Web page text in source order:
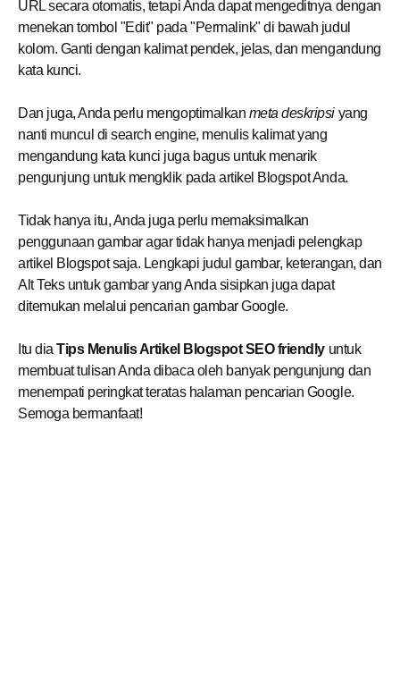
URL secara otomatis, tetapi Anda dapat mengeditnya dengan
menekan tombol "Edit" pada "Permalink" di bawah judul
kolom. Ganti dengan kalimat pendek, jelas, dan mengandung
kata kunci.
Dan juga, Anda perlu mengoptimalkan meta deskripsi yang
nanti muncul di search engine, menulis kalimat yang
mengandung kata kunci juga bagus untuk menarik
pengunjung untuk mengklik pada artikel Blogspot Anda.
Tidak hanya itu, Anda juga perlu memaksimalkan
penggunaan gambar agar tidak hanya menjadi pelengkap
artikel Blogspot saja. Lengkapi judul gambar, keterangan, dan
Alt Teks untuk gambar yang Anda sisipkan juga dapat
ditemukan melalui pencarian gambar Google.
Itu diaTips Menulis Artikel Blogspot SEO friendly untuk
membuat tulisan Anda dibaca oleh banyak pengunjung dan
menempati peringkat teratas halaman pencarian Google.
Semoga bermanfaat!